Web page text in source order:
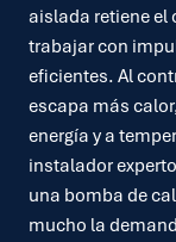
aislada retiene el
trabajar con
eficientes. Al
escapa más
energía y a
instalador
una bomba de
mucho la